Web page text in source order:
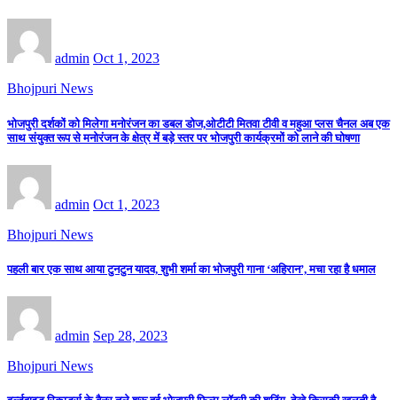
admin Oct 1, 2023
Bhojpuri News
भोजपुरी दर्शकों को मिलेगा मनोरंजन का डबल डोज,ओटीटी मितवा टीवी व महुआ प्लस चैनल अब एक
साथ संयुक्त रूप से मनोरंजन के क्षेत्र में बड़े स्तर पर भोजपुरी कार्यक्रमों को लाने की घोषणा
admin Oct 1, 2023
Bhojpuri News
पहली बार एक साथ आया टुनटुन यादव, शुभी शर्मा का भोजपुरी गाना ‘अहिरान’, मचा रहा है धमाल
admin Sep 28, 2023
Bhojpuri News